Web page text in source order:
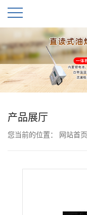
公
司
首
页
公
产品展厅
您当前的位置： 网站首页